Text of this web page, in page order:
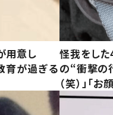
用意し
育が過ぎる
怪我をした
の“衝撃の
（笑）」「